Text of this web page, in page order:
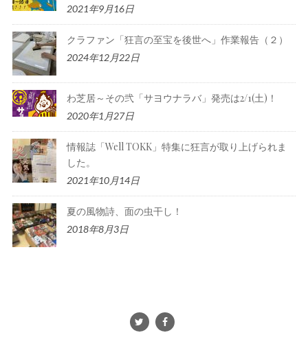
2021年9月16日
クラファン「狂言の至宝を後世へ」作業報告（２）
2024年12月22日
わ芝居～その弐「サヨウナラバ」発売は2/1(土)！
2020年1月27日
情報誌「Well TOKK」特集に狂言が取り上げられま
した。
2021年10月14日
夏の風物詩、面の虫干し！
2018年8月3日